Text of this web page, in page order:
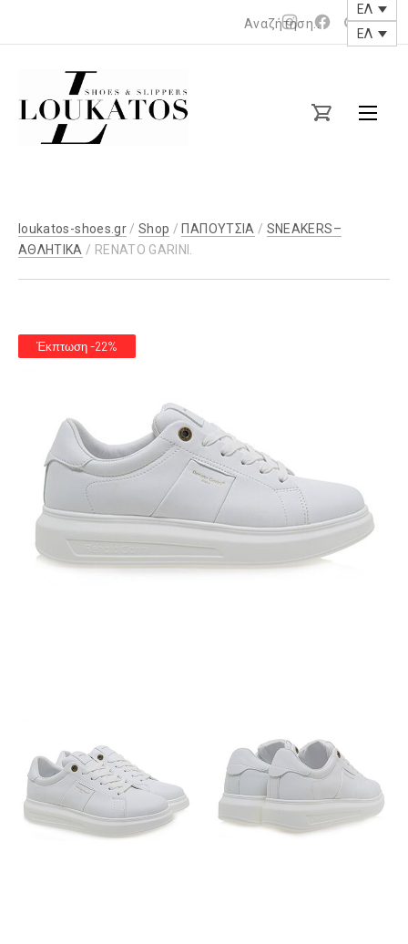
Νέο
παράθυρο
Νέο
παράθυρο
ΕΛ
ΕΛ
loukatos-
shoes.gr
loukatos-shoes.gr/Shop / ΠΑΠΟΥΤΣΙΑ / SNEAKERS–
ΑΘΛΗΤΙΚΑ / RENATO GARINI.
Έκπτωση -22%